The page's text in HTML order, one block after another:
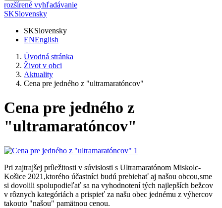
rozšírené vyhľadávanie
SKSlovensky
SKSlovensky
ENEnglish
Úvodná stránka
Život v obci
Aktuality
Cena pre jedného z "ultramaratóncov"
Cena pre jedného z
"ultramaratóncov"
Pri zajtrajšej príležitosti v súvislosti s Ultramaratónom Miskolc-
Košice 2021,ktorého účastníci budú prebiehať aj našou obcou,sme
si dovolili spolupodieľať sa na vyhodnotení tých najlepších bežcov
v rôznych kategóriách a prispieť za našu obec jednému z výhercov
takouto "našou" pamätnou cenou.